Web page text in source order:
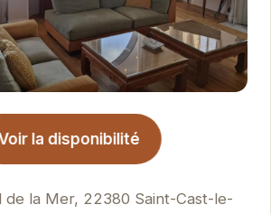
la disponibilité
de la Mer, 22380 Saint-Cast-le-